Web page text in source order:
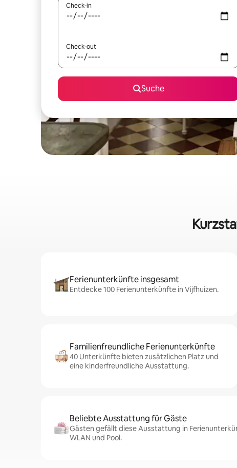
Check-in
Check-out
Suche
Ferienunterkünfte insgesamt
Entdecke 100 Ferienunterkünfte in Vijfhuizen.
Familienfreundliche Ferienunterkünfte
40 Unterkünfte bieten zusätzlichen Platz und
eine kinderfreundliche Ausstattung.
Beliebte Ausstattung für Gäste
Gästen gefällt diese Ausstattung in
WLAN und Pool.